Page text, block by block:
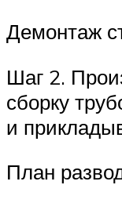
Демонтаж
Шаг 2.
сборку
и
План